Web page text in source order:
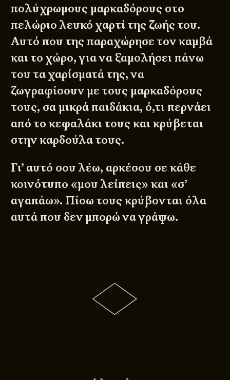
πολύχρωμους μαρκαδόρους στο
πελώριο λευκό χαρτί της ζωής του.
Αυτό που της παραχώρησε τον καμβά
και το χώρο, για να ξαμολήσει πάνω
του τα χαρίσματά της, να
ζωγραφίσουν με τους μαρκαδόρους
τους, σα μικρά παιδάκια, ό,τι περνάει
από το κεφαλάκι τους και κρύβεται
στην καρδούλα τους.
Γι’ αυτό σου λέω, αρκέσου σε κάθε
κοινότυπο «μου λείπεις» και «σ’
αγαπάω». Πίσω τους κρύβονται όλα
αυτά που δεν μπορώ να γράψω.